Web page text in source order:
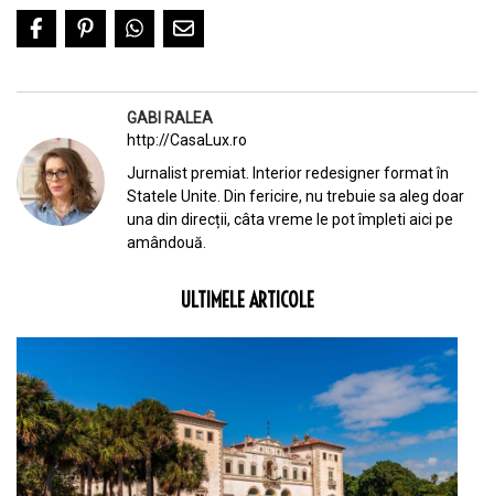
GABI RALEA
http://CasaLux.ro
Jurnalist premiat. Interior redesigner format în
Statele Unite. Din fericire, nu trebuie sa aleg doar
una din direcții, câta vreme le pot împleti aici pe
amândouă.
ULTIMELE ARTICOLE